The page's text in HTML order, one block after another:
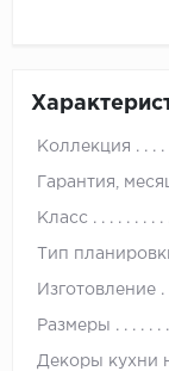
Коллекция
Гарантия,
Класс
Тип
Изготовление
Размеры
Декоры кухни